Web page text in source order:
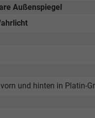
Außenspiegel
und hinten in Platin-